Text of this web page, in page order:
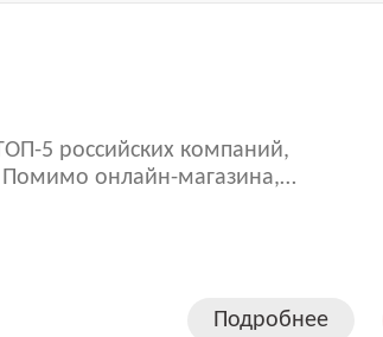
5 российских компаний,
онлайн-магазина,
Яндекс. Маркет и
У компании более 18 000
СТМ.
Подробнее